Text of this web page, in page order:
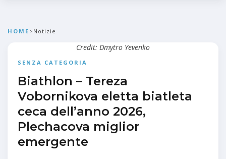
HOME > Notizie
SENZA CATEGORIA
Biathlon – Tereza
Vobornikova eletta biatleta
ceca dell’anno 2026,
Plechacova miglior
emergente
Credit: Dmytro Yevenko